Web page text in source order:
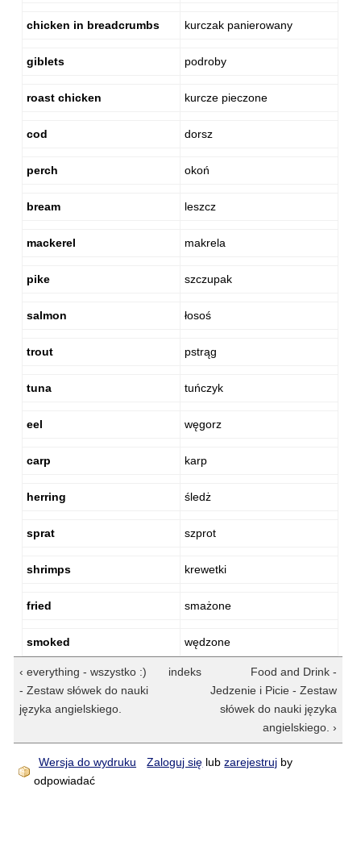
chicken in breadcrumbs kurczak panierowany
giblets podroby
roast chicken kurcze pieczone
cod dorsz
perch okoń
bream leszcz
mackerel makrela
pike szczupak
salmon łosoś
trout pstrąg
tuna tuńczyk
eel węgorz
carp karp
herring śledż
sprat szprot
shrimps krewetki
fried smażone
smoked wędzone
‹ everything - wszystko :)
- Zestaw słówek do nauki
języka angielskiego.
indeks
Food and Drink -
Jedzenie i Picie - Zestaw
słówek do nauki języka
angielskiego. ›
Wersja do wydruku Zaloguj się lubzarejestruj by
odpowiadać